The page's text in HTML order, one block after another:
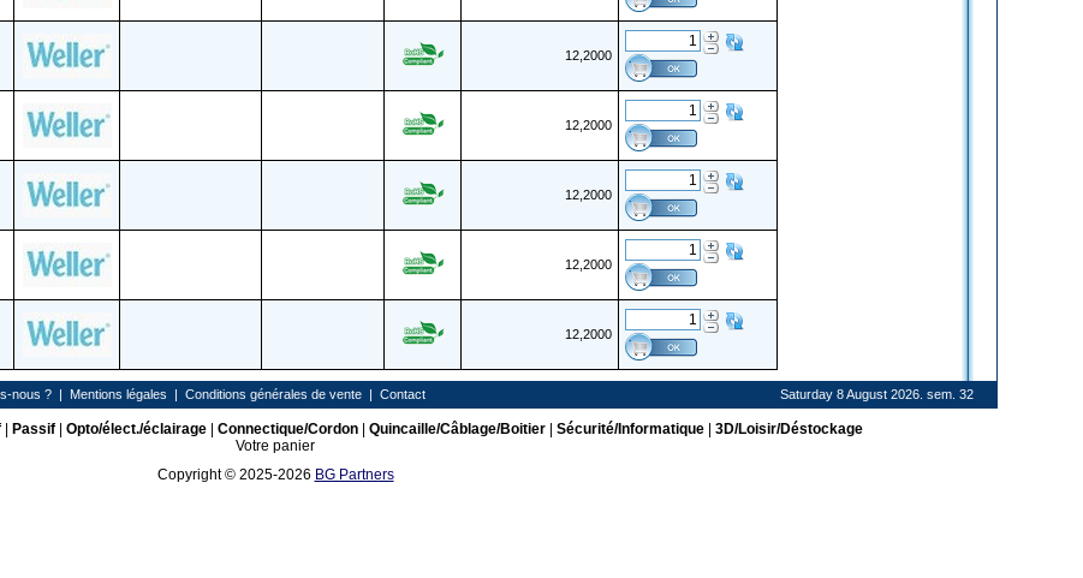
12,2000
12,2000
12,2000
12,2000
12,2000
nous ?| Mentions légales | Conditions générales de vente| Contact Saturday 8 August 2026. sem. 32
| Passif| Opto/élect./éclairage| Connectique/Cordon| Quincaille/Câblage/Boitier| Sécurité/Informatique| 3D/Loisir/Déstockage
Votre panier
Copyright © 2025-2026 BG Partners